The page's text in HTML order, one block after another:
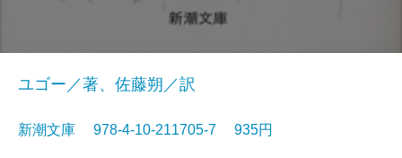
ユゴー／著、佐藤朔／訳
新潮文庫 978-4-10-211705-7 935円